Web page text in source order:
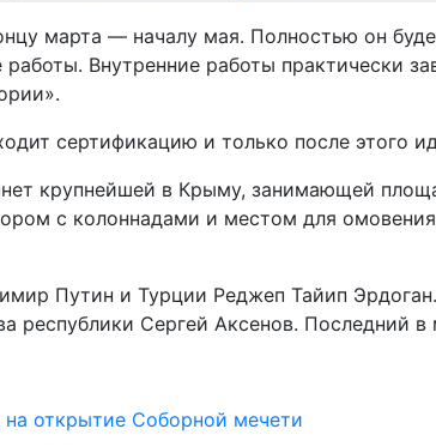
марта — началу мая. Полностью он
Внутренние работы практически
сертификацию и только после этого
крупнейшей в Крыму, занимающей
с колоннадами и местом для
Путин и Турции Реджеп Тайип
Сергей Аксенов. Последний в
открытие Соборной мечети